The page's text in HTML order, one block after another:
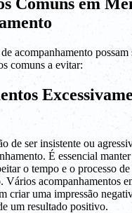
Comuns em
acompanhamento possam
comuns a evitar:
de ser insistente ou
É essencial
o tempo e o processo
Vários acompanhamentos
criar uma impressão
um resultado positivo.